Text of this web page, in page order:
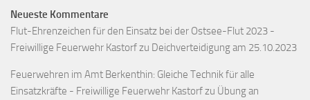
Neueste Kommentare
Flut-Ehrenzeichen für den Einsatz bei der Ostsee-Flut 2023 -
Freiwillige Feuerwehr Kastorfzu Deichverteidigung am 25.10.2023
Feuerwehren im Amt Berkenthin: Gleiche Technik für alle
Einsatzkräfte - Freiwillige Feuerwehr Kastorfzu Übung an